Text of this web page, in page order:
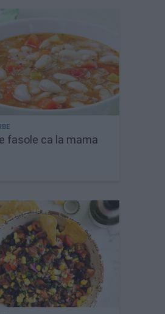
fasole ca la mama